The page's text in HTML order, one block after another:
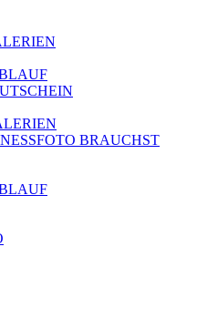
BRAUCHST